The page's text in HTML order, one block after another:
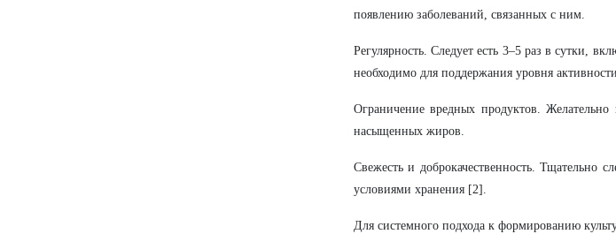
появлению заболеваний, связанных с ним.
Регулярность. Следует есть 3–5 раз в сутки,
необходимо для поддержания уровня
Ограничение вредных продуктов.
насыщенных жиров.
Свежесть и доброкачественность. Тщательно
условиями хранения [2].
Для системного подхода к формированию